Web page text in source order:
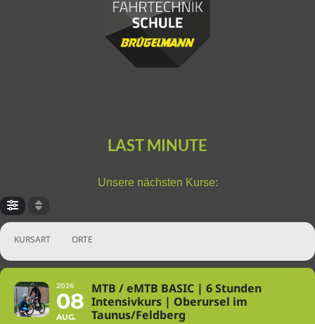
LAST MINUTE
Unsere nächsten Kurse:
KURSART ORTE
2026
08
AUG.
MTB / eMTB BASIC | 6 Stunden
Intensivkurs | Oberursel im
Taunus/Feldberg